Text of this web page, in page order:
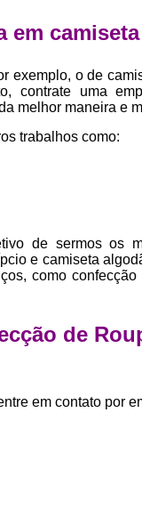
em
exemplo, o de
contrate uma
melhor maneira e
trabalhos como:
de sermos os
e camiseta
como
de
em contato por